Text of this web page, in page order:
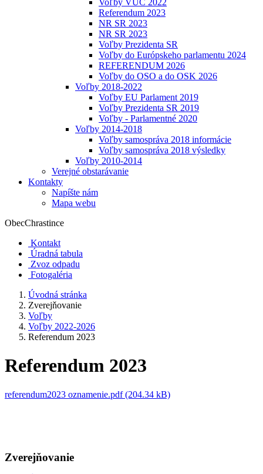
Voľby VÚC 2022
Referendum 2023
NR SR 2023
NR SR 2023
Voľby Prezidenta SR
Voľby do Európskeho parlamentu 2024
REFERENDUM 2026
Voľby do OSO a do OSK 2026
Voľby 2018-2022
Voľby EU Parlament 2019
Voľby Prezidenta SR 2019
Voľby - Parlamentné 2020
Voľby 2014-2018
Voľby samospráva 2018 informácie
Voľby samospráva 2018 výsledky
Voľby 2010-2014
Verejné obstarávanie
Kontakty
Napíšte nám
Mapa webu
ObecChrastince
Kontakt
Úradná tabula
Zvoz odpadu
Fotogaléria
Úvodná stránka
Zverejňovanie
Voľby
Voľby 2022-2026
Referendum 2023
Referendum 2023
referendum2023 oznamenie.pdf (204.34 kB)
Zverejňovanie